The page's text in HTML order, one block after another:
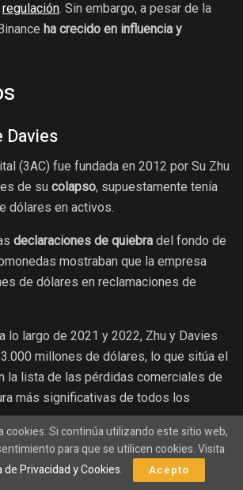
regulación. Sin embargo, a pesar de la
ha crecido en influencia y
Davies
(3AC) fue fundada en 2012 por Su Zhu
de su colapso, supuestamente tenía
dólares en activos.
declaraciones de quiebra del fondo de
mostraban que la empresa
de dólares en reclamaciones de
lo largo de 2021 y 2022, Zhu y Davies
millones de dólares, lo que sitúa el
la lista de las pérdidas comerciales de
más significativas de todos los
cookies. Si continúa utilizando este sitio web,
para que se utilicen cookies. Visita
de Privacidad y Cookies. Acepto